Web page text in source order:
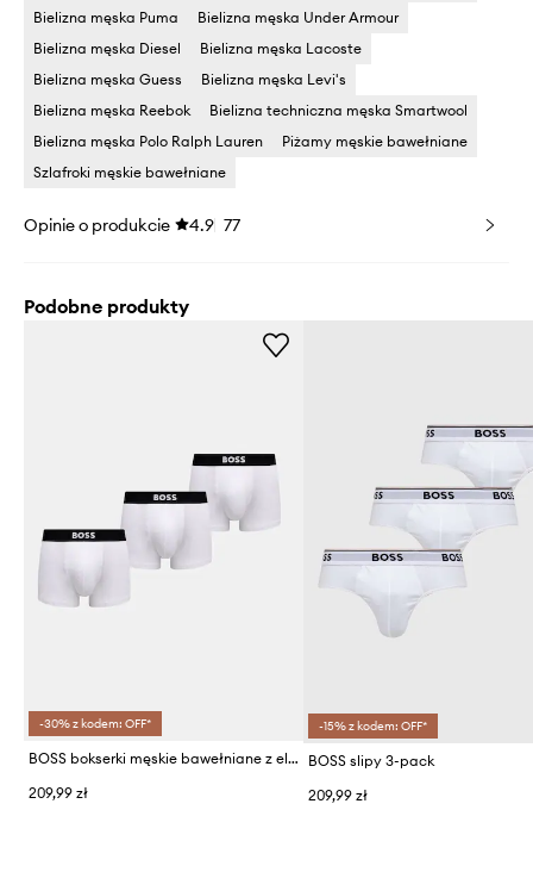
Bielizna męska Puma
Bielizna męska Under Armour
Bielizna męska Diesel
Bielizna męska Lacoste
Bielizna męska Guess
Bielizna męska Levi's
Bielizna męska Reebok
Bielizna techniczna męska Smartwool
Bielizna męska Polo Ralph Lauren
Piżamy męskie bawełniane
Szlafroki męskie bawełniane
Opinie o produkcie 4.9 77
Podobne produkty
-30% z kodem: OFF*
BOSS bokserki męskie bawełniane z elastanem Trunk 3P BOSS ONE 3-pack
209,99 zł
-15% z kodem: OFF*
BOSS slipy 3-pack
209,99 zł